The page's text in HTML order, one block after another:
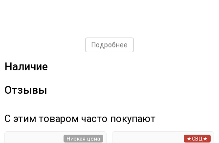
Подробнее
Наличие
Отзывы
С этим товаром часто покупают
Низкая цена ★СВЦ★